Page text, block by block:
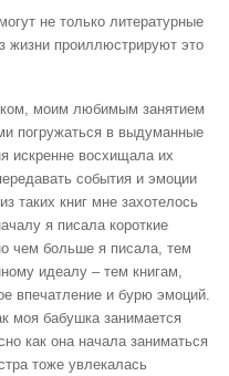
не только литературные
жизни проиллюстрируют это
моим любимым занятием
погружаться в выдуманные
искренне восхищала их
события и эмоции
таких книг мне захотелось
я писала короткие
чем больше я писала, тем
идеалу – тем книгам,
впечатление и бурю эмоций.
моя бабушка занимается
как она начала заниматься
тоже увлекалась